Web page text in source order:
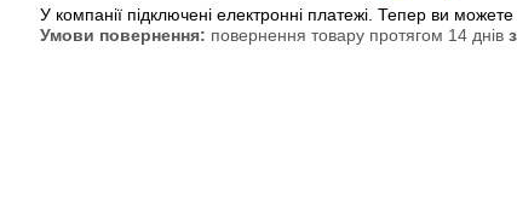
У компанії підключені електронні платежі. Тепер ви
повернення товару протягом 14 днів